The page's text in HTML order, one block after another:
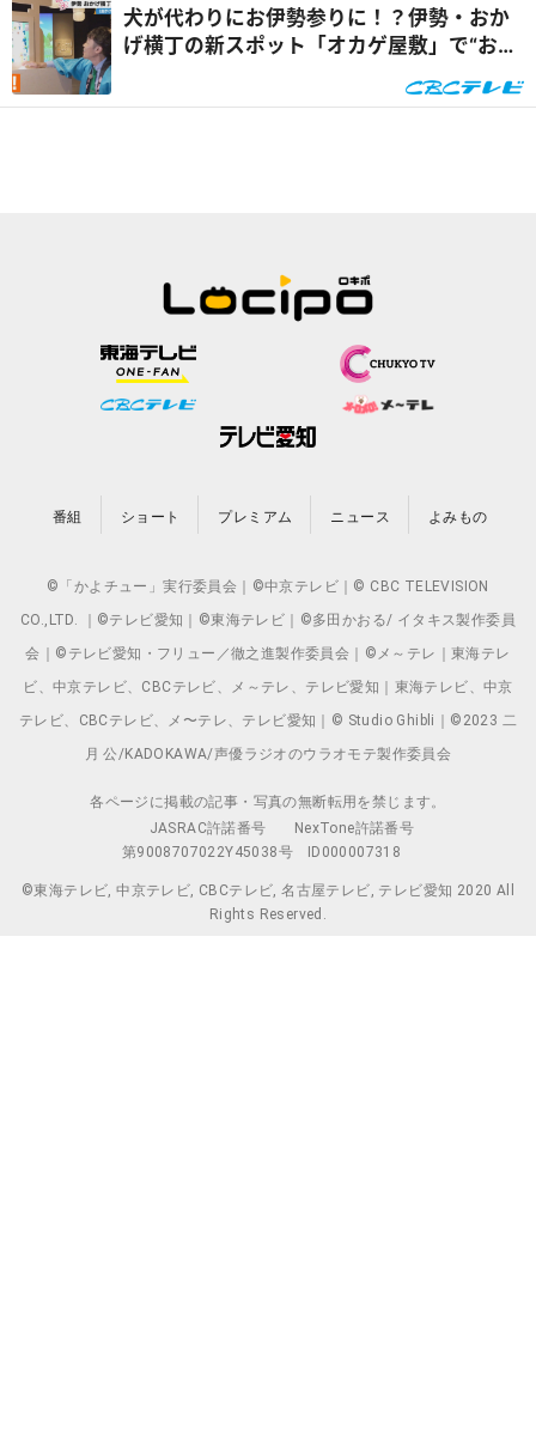
犬が代わりにお伊勢参りに！？伊勢・おか
げ横丁の新スポット「オカゲ屋敷」で“おか
番組 ショート プレミアム ニュース よみもの
©「かよチュー」実行委員会｜©中京テレビ｜© CBC TELEVISION
CO.,LTD. ｜©テレビ愛知｜©東海テレビ｜©多田かおる/ イタキス製作委員
会｜©テレビ愛知・フリュー／徹之進製作委員会｜©メ～テレ｜東海テレ
ビ、中京テレビ、CBCテレビ、メ～テレ、テレビ愛知｜東海テレビ、中京
テレビ、CBCテレビ、メ〜テレ、テレビ愛知｜© Studio Ghibli｜©2023 二
月 公/KADOKAWA/声優ラジオのウラオモテ製作委員会
各ページに掲載の記事・写真の無断転用を禁じます。
JASRAC許諾番号
NexTone許諾番号
第9008707022Y45038号
ID000007318
©東海テレビ, 中京テレビ, CBCテレビ, 名古屋テレビ, テレビ愛知 2020 All
Rights Reserved.